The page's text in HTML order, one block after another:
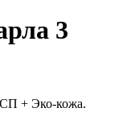
3
+ Эко-кожа.